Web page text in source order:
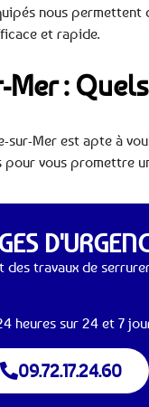
nous
et rapide.
Mer :
Mer est apte à
pour vous promettre
travaux de
heures sur 24 et 7
09.72.17.24.60